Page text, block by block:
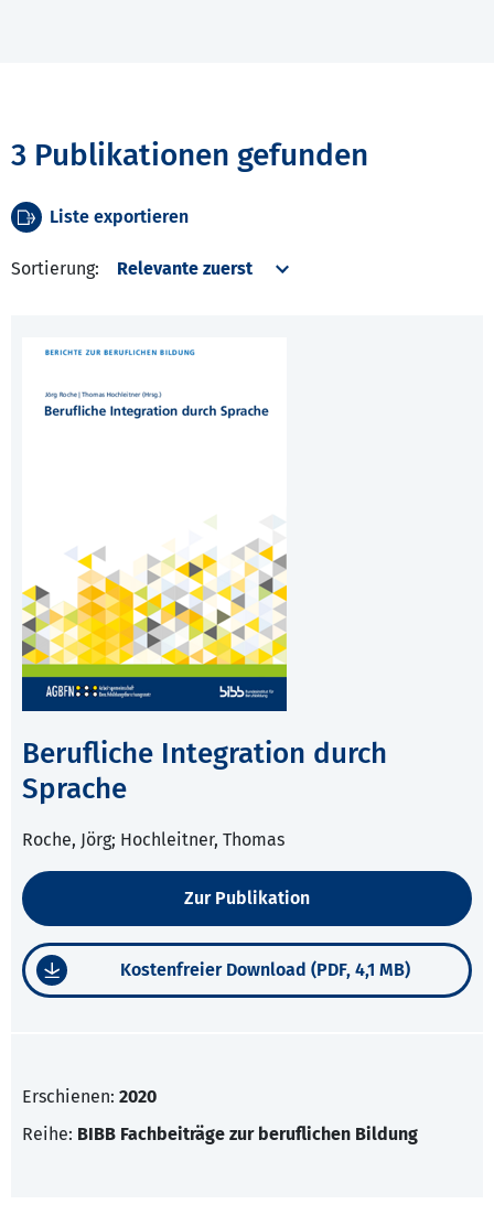
3 Publikationen gefunden
Liste exportieren
Sortierung:
Berufliche Integration durch
Sprache
Roche, Jörg; Hochleitner, Thomas
Zur Publikation
Kostenfreier Download (PDF, 4,1 MB)
Erschienen: 2020
Reihe: BIBB Fachbeiträge zur beruflichen Bildung